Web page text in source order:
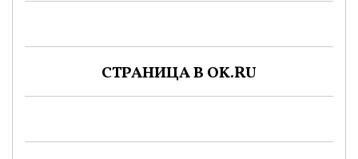
СТРАНИЦА В OK.RU